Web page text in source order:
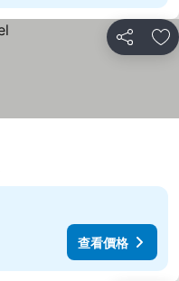
分享 放
查看價格